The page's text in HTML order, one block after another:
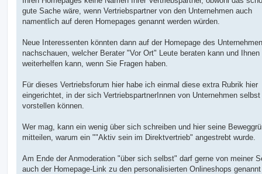
gute Sache wäre, wenn Vertriebspartner von den Unternehmen auch
namentlich auf deren Homepages genannt werden würden.
Neue Interessenten könnten dann auf der Homepage des
nachschauen, welcher Berater "Vor Ort" Leute beraten kann und Ihnen
weiterhelfen kann, wenn Sie Fragen haben.
Für dieses Vertriebsforum hier habe ich einmal diese extra Rubrik hier
eingerichtet, in der sich VertriebspartnerInnen von Unternehmen selbst
vorstellen können.
Wer mag, kann ein wenig über sich schreiben und hier seine
mitteilen, warum ein ""Aktiv sein im Direktvertrieb" angestrebt wurde.
Am Ende der Anmoderation "über sich selbst" darf gerne von meiner
auch der Homepage-Link zu den personalisierten Onlineshops